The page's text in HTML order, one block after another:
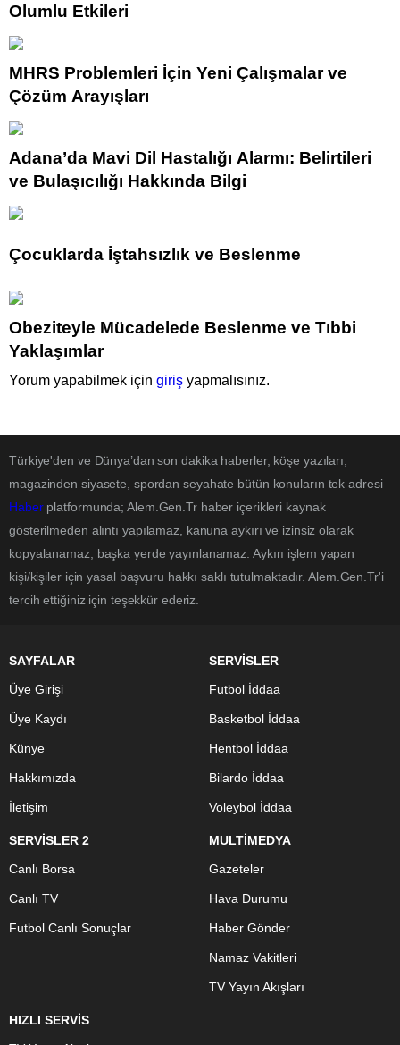
Olumlu Etkileri
MHRS Problemleri İçin Yeni Çalışmalar ve
Çözüm Arayışları
Adana’da Mavi Dil Hastalığı Alarmı: Belirtileri
ve Bulaşıcılığı Hakkında Bilgi
Çocuklarda İştahsızlık ve Beslenme
Obeziteyle Mücadelede Beslenme ve Tıbbi
Yaklaşımlar
Yorum yapabilmek için giriş yapmalısınız.
Türkiye'den ve Dünya’dan son dakika haberler, köşe yazıları,
magazinden siyasete, spordan seyahate bütün konuların tek adresi
Haberplatformunda; Alem.Gen.Tr haber içerikleri kaynak
gösterilmeden alıntı yapılamaz, kanuna aykırı ve izinsiz olarak
kopyalanamaz, başka yerde yayınlanamaz. Aykırı işlem yapan
kişi/kişiler için yasal başvuru hakkı saklı tutulmaktadır. Alem.Gen.Tr'i
tercih ettiğiniz için teşekkür ederiz.
SAYFALAR
Üye Girişi
Üye Kaydı
Künye
Hakkımızda
İletişim
SERVİSLER
Futbol İddaa
Basketbol İddaa
Hentbol İddaa
Bilardo İddaa
Voleybol İddaa
SERVİSLER 2
Canlı Borsa
Canlı TV
Futbol Canlı Sonuçlar
MULTİMEDYA
Gazeteler
Hava Durumu
Haber Gönder
Namaz Vakitleri
TV Yayın Akışları
HIZLI SERVİS